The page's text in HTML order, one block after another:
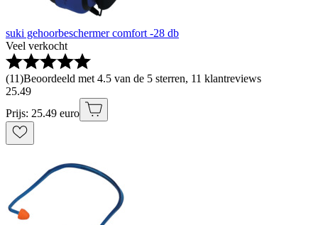
suki gehoorbeschermer comfort -28 db
Veel verkocht
(11)Beoordeeld met 4.5 van de 5 sterren, 11 klantreviews
25.49
Prijs: 25.49 euro